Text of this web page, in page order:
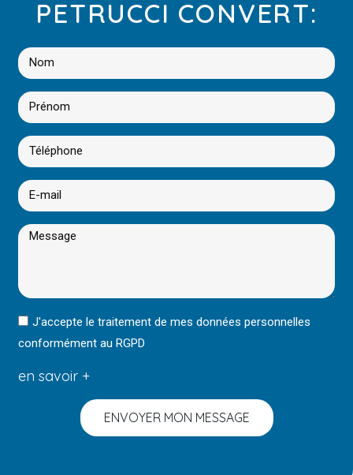
PETRUCCI CONVERT:
J'accepte le traitement de mes données personnelles
conformément au RGPD
en savoir +
ENVOYER MON MESSAGE